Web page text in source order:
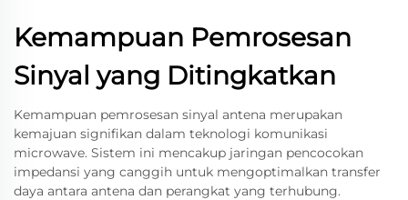
Kemampuan Pemrosesan
Sinyal yang Ditingkatkan
Kemampuan pemrosesan sinyal antena merupakan
kemajuan signifikan dalam teknologi komunikasi
microwave. Sistem ini mencakup jaringan pencocokan
impedansi yang canggih untuk mengoptimalkan transfer
daya antara antena dan perangkat yang terhubung.